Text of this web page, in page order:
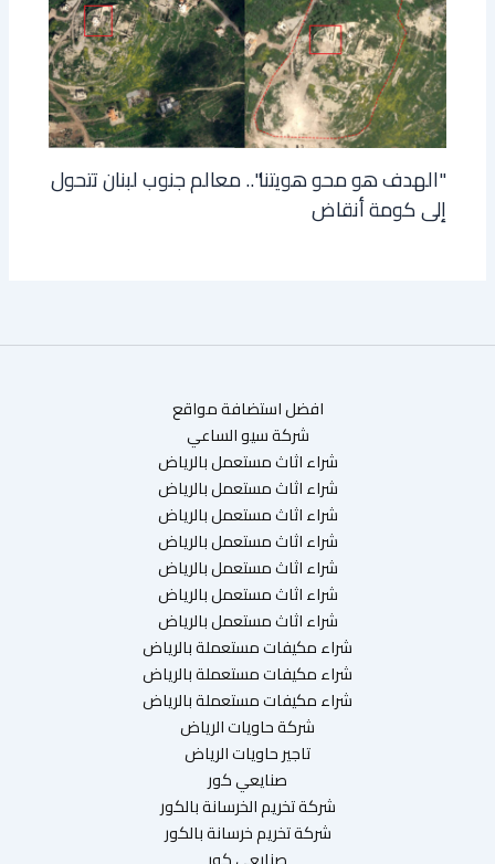
"الهدف هو محو هويتنا".. معالم جنوب لبنان تتحول
إلى كومة أنقاض
افضل استضافة مواقع
شركة سيو الساعي
شراء اثاث مستعمل بالرياض
شراء اثاث مستعمل بالرياض
شراء اثاث مستعمل بالرياض
شراء اثاث مستعمل بالرياض
شراء اثاث مستعمل بالرياض
شراء اثاث مستعمل بالرياض
شراء اثاث مستعمل بالرياض
شراء مكيفات مستعملة بالرياض
شراء مكيفات مستعملة بالرياض
شراء مكيفات مستعملة بالرياض
شركة حاويات الرياض
تاجير حاويات الرياض
صنايعي كور
شركة تخريم الخرسانة بالكور
شركة تخريم خرسانة بالكور